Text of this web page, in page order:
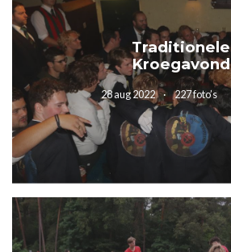
Traditionele
Kroegavond
28 aug 2022 227 foto’s